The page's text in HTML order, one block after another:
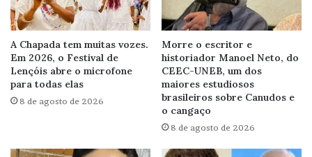
A Chapada tem muitas vozes.
Em 2026, o Festival de
Lençóis abre o microfone
para todas elas
8 de agosto de 2026
Morre o escritor e
historiador Manoel Neto, do
CEEC-UNEB, um dos
maiores estudiosos
brasileiros sobre Canudos e
o cangaço
8 de agosto de 2026